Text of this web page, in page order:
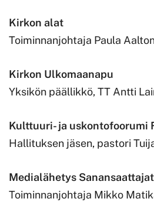
Kirkon alat
Toiminnanjohtaja Paula
Kirkon Ulkomaanapu
Yksikön päällikkö, TT Antti
Kulttuuri- ja uskontofoorumi
Hallituksen jäsen, pastori
Medialähetys Sanansaattajat
Toiminnanjohtaja Mikko